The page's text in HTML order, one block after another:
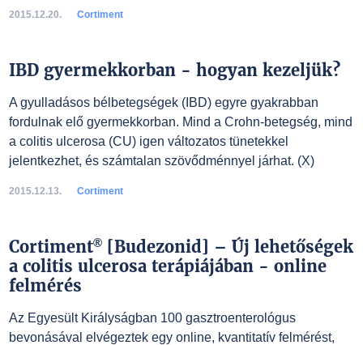
2015.12.20. Cortiment
IBD gyermekkorban - hogyan kezeljük?
A gyulladásos bélbetegségek (IBD) egyre gyakrabban
fordulnak elő gyermekkorban. Mind a Crohn-betegség, mind
a colitis ulcerosa (CU) igen változatos tünetekkel
jelentkezhet, és számtalan szövődménnyel járhat. (X)
2015.12.13. Cortiment
Cortiment®[Budezonid] – Új lehetőségek
a colitis ulcerosa terápiájában - online
felmérés
Az Egyesült Királyságban 100 gasztroenterológus
bevonásával elvégeztek egy online, kvantitatív felmérést,